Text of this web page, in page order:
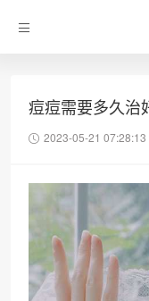
痘痘需要多久治
2023-05-21 07:28:13